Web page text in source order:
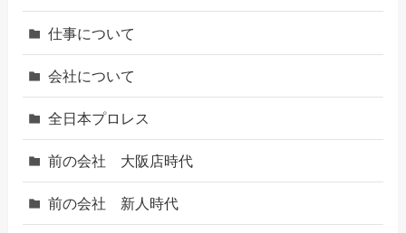
仕事について
会社について
全日本プロレス
前の会社 大阪店時代
前の会社 新人時代